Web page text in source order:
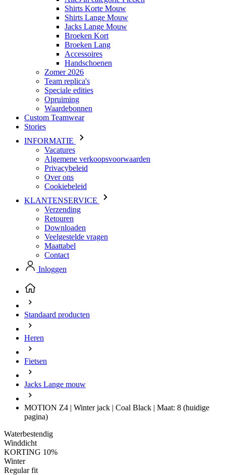
Shirts Korte Mouw
Shirts Lange Mouw
Jacks Lange Mouw
Broeken Kort
Broeken Lang
Accessoires
Handschoenen
Zomer 2026
Team replica's
Speciale edities
Opruiming
Waardebonnen
Custom Teamwear
Stories
INFORMATIE
Vacatures
Algemene verkoopsvoorwaarden
Privacybeleid
Over ons
Cookiebeleid
KLANTENSERVICE
Verzending
Retouren
Downloaden
Veelgestelde vragen
Maattabel
Contact
Inloggen
Standaard producten
Heren
Fietsen
Jacks Lange mouw
MOTION Z4 | Winter jack | Coal Black | Maat: 8 (huidige
pagina)
Waterbestendig
Winddicht
KORTING 10%
Winter
Regular fit